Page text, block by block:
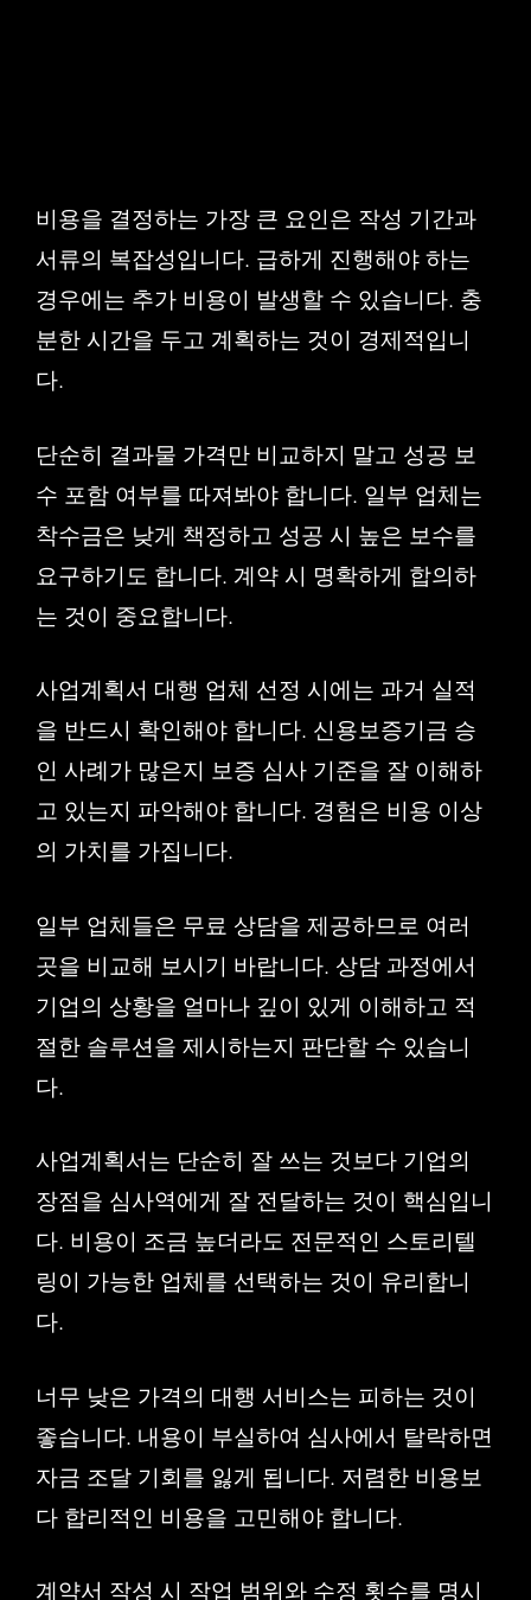
비용을 결정하는 가장 큰 요인은 작성 기간과
서류의 복잡성입니다. 급하게 진행해야 하는
경우에는 추가 비용이 발생할 수 있습니다. 충
분한 시간을 두고 계획하는 것이 경제적입니
다.
단순히 결과물 가격만 비교하지 말고 성공 보
수 포함 여부를 따져봐야 합니다. 일부 업체는
착수금은 낮게 책정하고 성공 시 높은 보수를
요구하기도 합니다. 계약 시 명확하게 합의하
는 것이 중요합니다.
사업계획서 대행 업체 선정 시에는 과거 실적
을 반드시 확인해야 합니다. 신용보증기금 승
인 사례가 많은지 보증 심사 기준을 잘 이해하
고 있는지 파악해야 합니다. 경험은 비용 이상
의 가치를 가집니다.
일부 업체들은 무료 상담을 제공하므로 여러
곳을 비교해 보시기 바랍니다. 상담 과정에서
기업의 상황을 얼마나 깊이 있게 이해하고 적
절한 솔루션을 제시하는지 판단할 수 있습니
다.
사업계획서는 단순히 잘 쓰는 것보다 기업의
장점을 심사역에게 잘 전달하는 것이 핵심입니
다. 비용이 조금 높더라도 전문적인 스토리텔
링이 가능한 업체를 선택하는 것이 유리합니
다.
너무 낮은 가격의 대행 서비스는 피하는 것이
좋습니다. 내용이 부실하여 심사에서 탈락하면
자금 조달 기회를 잃게 됩니다. 저렴한 비용보
다 합리적인 비용을 고민해야 합니다.
계약서 작성 시 작업 범위와 수정 횟수를 명시